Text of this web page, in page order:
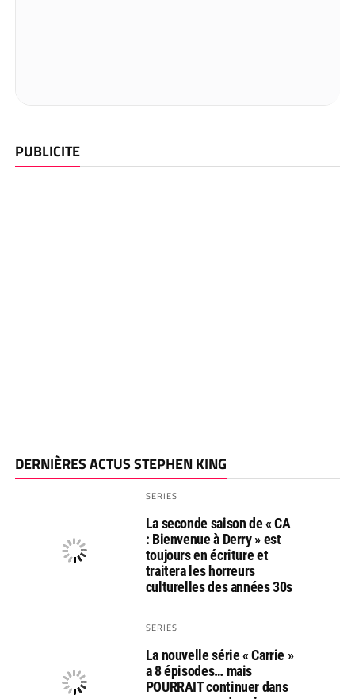
PUBLICITE
DERNIÈRES ACTUS STEPHEN KING
SERIES
La seconde saison de « CA
: Bienvenue à Derry » est
toujours en écriture et
traitera les horreurs
culturelles des années 30s
SERIES
La nouvelle série « Carrie »
a 8 épisodes… mais
POURRAIT continuer dans